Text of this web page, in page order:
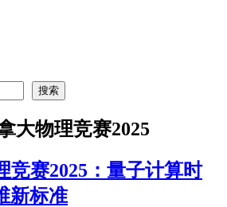
搜索
大物理竞赛2025
竞赛2025：量子计算时
新标准